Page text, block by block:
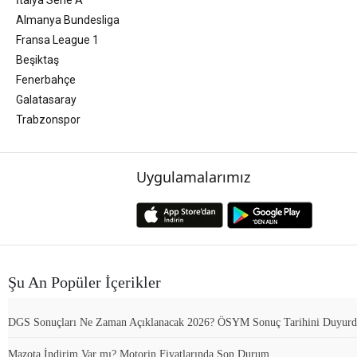
Almanya Bundesliga
Fransa League 1
Beşiktaş
Fenerbahçe
Galatasaray
Trabzonspor
Uygulamalarımız
Şu An Popüler İçerikler
DGS Sonuçları Ne Zaman Açıklanacak 2026? ÖSYM Sonuç Tarihini
Mazota İndirim Var mı? Motorin Fiyatlarında Son Durum